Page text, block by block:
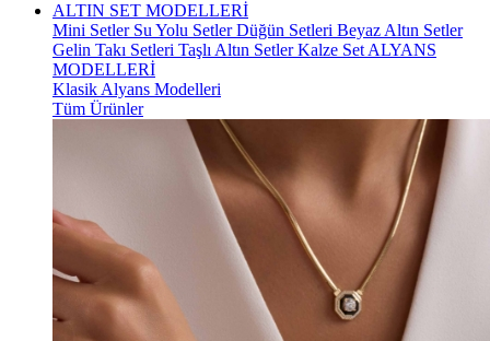
ALTIN SET MODELLERİ
Mini Setler Su Yolu SetlerDüğün Setleri Beyaz Altın Setler
Gelin Takı Setleri Taşlı Altın SetlerKalze Set ALYANS
MODELLERİ
Klasik Alyans Modelleri
Tüm Ürünler